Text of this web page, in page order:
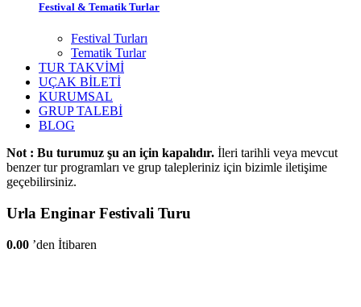
Festival & Tematik Turlar
Festival Turları
Tematik Turlar
TUR TAKVİMİ
UÇAK BİLETİ
KURUMSAL
GRUP TALEBİ
BLOG
Not : Bu turumuz şu an için kapalıdır. İleri tarihli veya mevcut
benzer tur programları ve grup talepleriniz için bizimle iletişime
geçebilirsiniz.
Urla Enginar Festivali Turu
0.00 ’den İtibaren